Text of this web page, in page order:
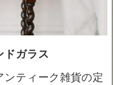
ドガラス
ティーク雑貨の定